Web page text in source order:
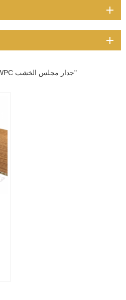
1 النتائج التي تم العثور عليها ل "WPC جدار مجلس الخشب"